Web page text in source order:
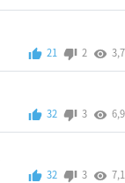
21 2
32 3
32 3